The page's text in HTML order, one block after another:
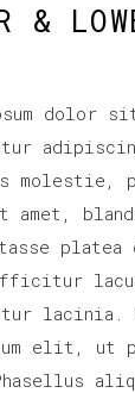
&
dolor
molestie,
amet,
platea
efficitur
lacinia.
elit, ut